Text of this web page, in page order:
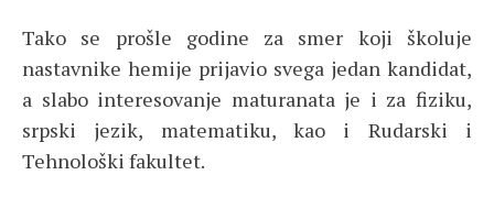
Tako se prošle godine za smer koji školuje
nastavnike hemije prijavio svega jedan kandidat,
a slabo interesovanje maturanata je i za fiziku,
srpski jezik, matematiku, kao i Rudarski i
Tehnološki fakultet.